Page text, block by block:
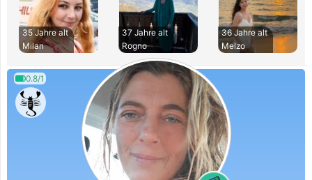
35 Jahre alt
Milan
37 Jahre alt
Rogno
36 Jahre alt
Melzo
0.8/1